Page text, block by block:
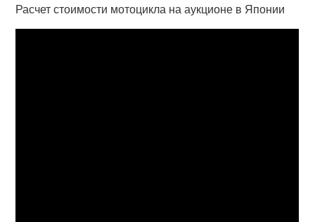
Расчет стоимости мотоцикла на аукционе в Японии